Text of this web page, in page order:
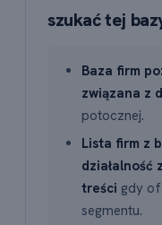
szukać tej
Baza firm
związana z
potocznej.
Lista firm z
działalność
treści gdy
segmentu.